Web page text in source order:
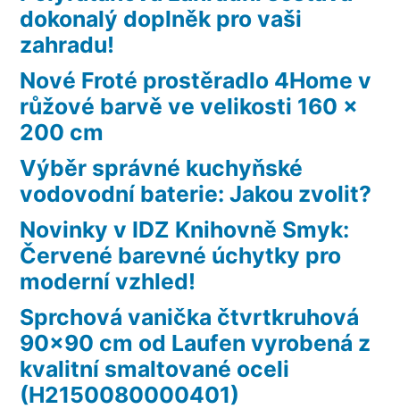
dokonalý doplněk pro vaši
zahradu!
Nové Froté prostěradlo 4Home v
růžové barvě ve velikosti 160 x
200 cm
Výběr správné kuchyňské
vodovodní baterie: Jakou zvolit?
Novinky v IDZ Knihovně Smyk:
Červené barevné úchytky pro
moderní vzhled!
Sprchová vanička čtvrtkruhová
90×90 cm od Laufen vyrobená z
kvalitní smaltované oceli
(H2150080000401)